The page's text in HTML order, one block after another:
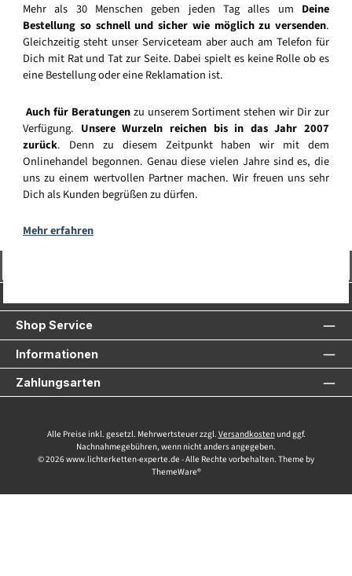
Mehr als 30 Menschen geben jeden Tag alles um Deine
Bestellung so schnell und sicher wie möglich zu versenden.
Gleichzeitig steht unser Serviceteam aber auch am Telefon für
Dich mit Rat und Tat zur Seite. Dabei spielt es keine Rolle ob es
eine Bestellung oder eine Reklamation ist.
Auch für Beratungenzu unserem Sortiment stehen wir Dir zur
Verfügung. Unsere Wurzeln reichen bis in das Jahr 2007
zurück. Denn zu diesem Zeitpunkt haben wir mit dem
Onlinehandel begonnen. Genau diese vielen Jahre sind es, die
uns zu einem wertvollen Partner machen. Wir freuen uns sehr
Dich als Kunden begrüßen zu dürfen.
Mehr erfahren
Shop Service
Informationen
Zahlungsarten
Alle Preise inkl. gesetzl. Mehrwertsteuer zzgl. Versandkostenund ggf.
Nachnahmegebühren, wenn nicht anders angegeben.
© 2026 www.lichterketten-experte.de - Alle Rechte vorbehalten. Theme by
ThemeWare®